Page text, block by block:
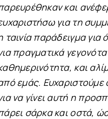
και
για τη
ταινία παράδειγμα για
πραγματικά
και
εμάς. Ευχαριστούμε
να γίνει αυτή η
σάρκα και οστά,